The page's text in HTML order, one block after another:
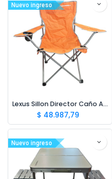
Nuevo ingreso
Lexus Sillon Director Caño Acero
$ 48.987,79
Nuevo ingreso